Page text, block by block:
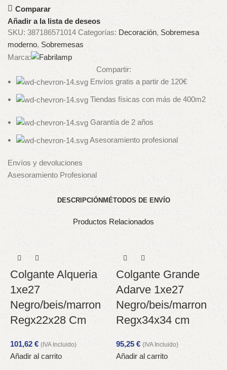
Comparar
Añadir a la lista de deseos
SKU: 387186571014 Categorías: Decoración, Sobremesa
moderno, Sobremesas
Marca:
Compartir:
Envíos gratis a partir de 120€
Tiendas físicas con más de 400m2
Garantía de 2 años
Asesoramiento profesional
Envíos y devoluciones
Asesoramiento Profesional
DESCRIPCIÓN MÉTODOS DE ENVÍO
Productos Relacionados
Colgante Alqueria
1xe27
Negro/beis/marron
Regx22x28 Cm
101,62 € (IVA Incluido)
Añadir al carrito
Colgante Grande
Adarve 1xe27
Negro/beis/marron
Regx34x34 cm
95,25 € (IVA Incluido)
Añadir al carrito